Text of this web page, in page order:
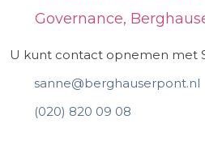
Governance,
U kunt contact opnemen met
sanne@berghauserpont.nl
(020) 820 09 08